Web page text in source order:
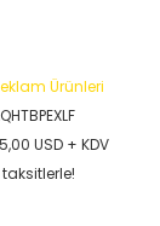
Ürünleri
USD + KDV